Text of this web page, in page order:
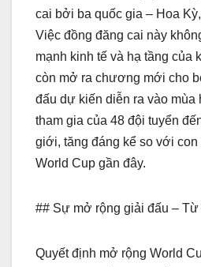
cai bởi ba quốc gia – Hoa
Việc đồng đăng cai này
mạnh kinh tế và hạ tầng của
còn mở ra chương mới cho
đấu dự kiến diễn ra vào
tham gia của 48 đội tuyển
giới, tăng đáng kể so với
World Cup gần đây.
## Sự mở rộng giải đấu – Từ
Quyết định mở rộng World